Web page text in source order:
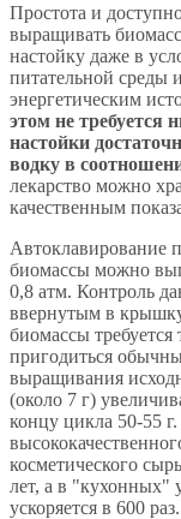
Простота и
выращивать
настойку даже в
питательной среды
энергетическим
этом не требуется
настойки
водку в
лекарство можно
качественным
Автоклавирование
биомассы можно
0,8 атм. Контроль
ввернутым в
биомассы
пригодиться
выращивания
(около 7 г)
концу цикла 50-55
косметического
лет, а в "кухонных"
ускоряется в 600 раз.